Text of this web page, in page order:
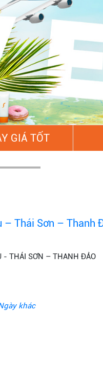
GIÁ TỐT
– Thái Sơn – Thanh
- THÁI SƠN – THANH ĐẢO
khác